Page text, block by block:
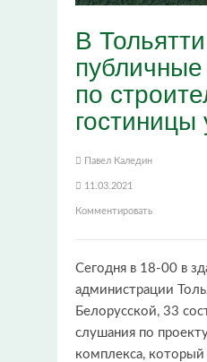
В
по
гостиницы
Павел Каледин
11.03.2021
Комментировать
Сегодня в 18-00 в
администрации
Белорусской, 33
слушания по
комплекса, который